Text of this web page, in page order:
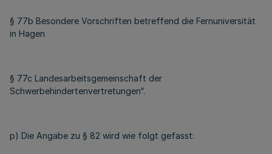
§ 77b Besondere Vorschriften betreffend die Fernuniversität
in Hagen
§ 77c Landesarbeitsgemeinschaft der
Schwerbehindertenvertretungen“.
p) Die Angabe zu § 82 wird wie folgt gefasst: